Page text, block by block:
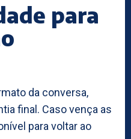
para
da conversa,
final. Caso vença as
para voltar ao